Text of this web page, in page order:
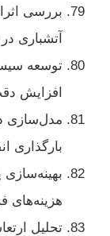
بررسی
آتشباری
توسعه
افزایش
مدل‌سازی
بارگذاری
هزینه‌های
تحلیل